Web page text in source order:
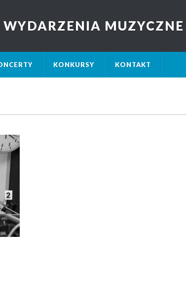
WYDARZENIA MUZYCZNE
KONKURSY KONTAKT